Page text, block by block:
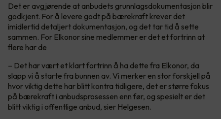
Det er avgjørende at anbudets grunnlagsdokumentasjon blir
godkjent. For å levere godt på bærekraft krever det
imidlertid detaljert dokumentasjon, og det tar tid å sette
sammen. For Elkonor sine medlemmer er det et fortrinn at
flere har de
– Det har vært et klart fortrinn å ha dette fra Elkonor, da
slapp vi å starte fra bunnen av. Vi merker en stor forskjell på
hvor viktig dette har blitt kontra tidligere, det er større fokus
på bærekraft i anbudsprosessen enn før, og spesielt er det
blitt viktig i offentlige anbud, sier Helgesen.